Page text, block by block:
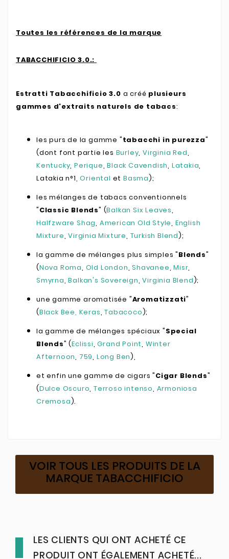
Toutes les références de la marque
TABACCHIFICIO 3.0.:
Estratti Tabacchificio 3.0 a créé plusieurs
gammes d'extraits naturels de tabacs:
les purs de la gamme "tabacchi in purezza"
(dont font partie les Burley ,Virginia Red
Kentucky ,Perique ,Black Cavendish Latakia
Latakia n°1,Oriental etBasma);
les mélanges de tabacs conventionnels
"Classic Blends" (Balkan Six Leaves
Halfzware Shag American Old Style English
Mixture ,Virginia Mixture Turkish Blend);
la gamme de mélanges plus simples "Blends"
(Nova Roma Old London ,Shavanee Misr
Smyrna Balkan's Sovereign ,Virginia Blend);
une gamme aromatisée "Aromatizzati"
(Black Bee , Keras ,Tabacoco);
la gamme de mélanges spéciaux "Special
Blends" (Eclissi Grand Point Winter
Afternoon 759 Long Ben),
et enfin une gamme de cigars "Cigar Blends"
(Dulce Oscuro ,Terroso intenso Armoniosa
Cremosa).
VOIR TOUS LES PRODUITS DE LA
MARQUE TABACCHIFICIO
LES CLIENTS QUI ONT ACHETÉ CE
PRODUIT ONT ÉGALEMENT ACHETÉ...